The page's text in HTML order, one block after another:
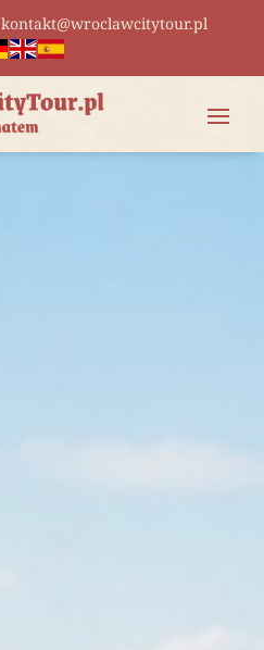
kontakt@wroclawcitytour.pl